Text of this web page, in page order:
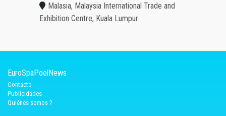
Malasia, Malaysia International Trade and
Exhibition Centre, Kuala Lumpur
EuroSpaPoolNews
Contacto
Publicidades
Quiénes somos ?